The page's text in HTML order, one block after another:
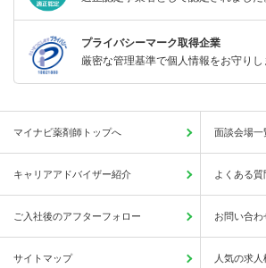
プライバシーマーク取得企業
厳密な管理基準で個人情報をお守りし
マイナビ薬剤師トップへ 面談会場一
キャリアアドバイザー紹介 よくある質
ご入社後のアフターフォロー お問い合わ
サイトマップ 人気の求